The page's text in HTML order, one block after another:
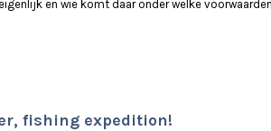
en wie komt daar onder welke
fishing expedition!